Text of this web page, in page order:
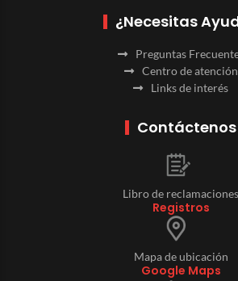
¿Necesitas
Preguntas
Centro de atención
Links de interés
Contáctenos
Libro de reclamaciones
Registros
Mapa de ubicación
Google Maps